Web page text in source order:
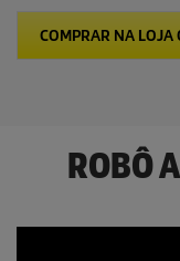
COMPRAR NA LOJA
ROBÔ